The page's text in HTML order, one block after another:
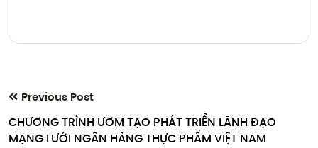
Previous Post
CHƯƠNG TRÌNH ƯƠM TẠO PHÁT TRIỂN LÃNH ĐẠO
MẠNG LƯỚI NGÂN HÀNG THỰC PHẨM VIỆT NAM